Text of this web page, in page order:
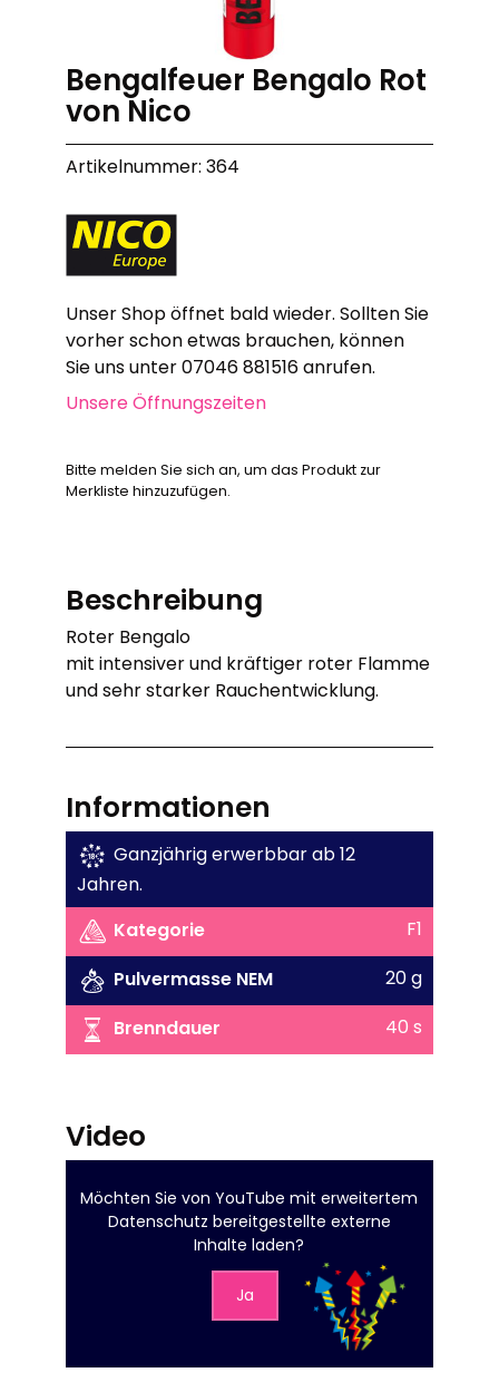
Bengalfeuer Bengalo Rot
von Nico
Artikelnummer: 364
Unser Shop öffnet bald wieder. Sollten Sie
vorher schon etwas brauchen, können
Sie uns unter 07046 881516 anrufen.
Unsere Öffnungszeiten
Bitte melden Sie sich an, um das Produkt zur
Merkliste hinzuzufügen.
Beschreibung
Roter Bengalo
mit intensiver und kräftiger roter Flamme
und sehr starker Rauchentwicklung.
Informationen
Ganzjährig erwerbbar ab 12
Jahren.
Kategorie
F1
Pulvermasse NEM
20 g
Brenndauer
40 s
Video
Möchten Sie vonYouTube mit erweitertem
Datenschutz bereitgestellte externe
Inhalte laden?
Ja